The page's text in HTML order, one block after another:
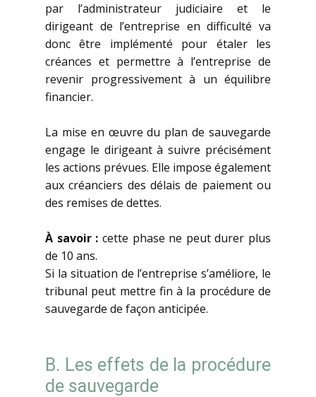
par l’administrateur judiciaire et le
dirigeant de l’entreprise en difficulté va
donc être implémenté pour étaler les
créances et permettre à l’entreprise de
revenir progressivement à un équilibre
financier.
La mise en œuvre du plan de sauvegarde
engage le dirigeant à suivre précisément
les actions prévues. Elle impose également
aux créanciers des délais de paiement ou
des remises de dettes.
À savoir : cette phase ne peut durer plus
de 10 ans.
Si la situation de l’entreprise s’améliore, le
tribunal peut mettre fin à la procédure de
sauvegarde de façon anticipée.
B. Les effets de la procédure
de sauvegarde